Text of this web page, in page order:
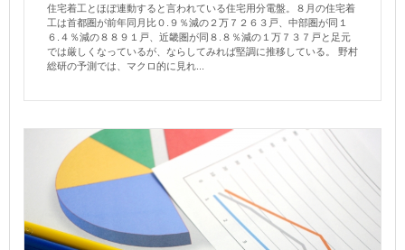
住宅着工とほぼ連動すると言われている住宅用分電盤。８月の住宅着
工は首都圏が前年同月比０.９％減の２万７２６３戸、中部圏が同１
６.４％減の８８９１戸、近畿圏が同８.８％減の１万７３７戸と足元
では厳しくなっているが、ならしてみれば堅調に推移している。 野村
総研の予測では、マクロ的に見れ...